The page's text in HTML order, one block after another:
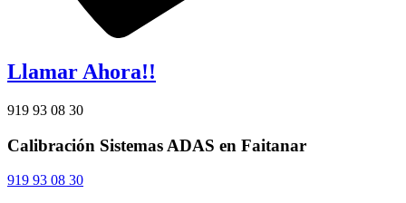
Llamar Ahora!!
919 93 08 30
Calibración Sistemas ADAS en Faitanar
919 93 08 30